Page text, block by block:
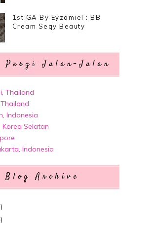
1st GA By Eyzamiel : BB
Cream Seqy Beauty
Pergi Jalan-Jalan
Thailand
Indonesia
Korea Selatan
Indonesia
Blog Archive